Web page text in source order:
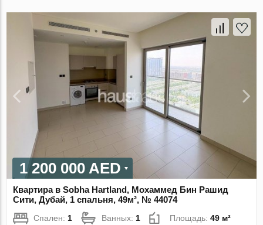
1 200 000 AED
Квартира в Sobha Hartland, Мохаммед Бин Рашид
Сити, Дубай, 1 спальня, 49м², № 44074
Спален: 1 Ванных: 1 Площадь:49 м²